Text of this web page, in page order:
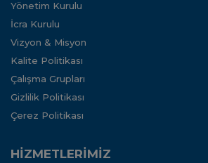
Yönetim Kurulu
İcra Kurulu
Vizyon & Misyon
Kalite Politikası
Çalışma Grupları
Gizlilik Politikası
Çerez Politikası
HİZMETLERİMİZ